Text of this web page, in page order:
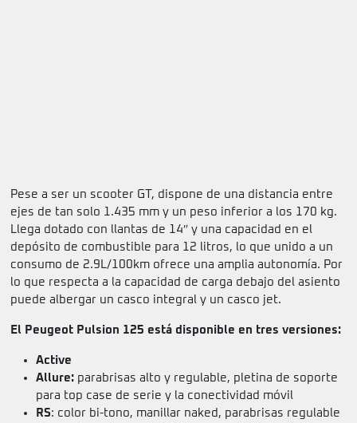
Pese a ser un scooter GT, dispone de una distancia entre
ejes de tan solo 1.435 mm y un peso inferior a los 170 kg.
Llega dotado con llantas de 14″ y una capacidad en el
depósito de combustible para 12 litros, lo que unido a un
consumo de 2.9L/100km ofrece una amplia autonomía. Por
lo que respecta a la capacidad de carga debajo del asiento
puede albergar un casco integral y un casco jet.
El Peugeot Pulsion 125 está disponible en tres versiones:
Active
Allure: parabrisas alto y regulable, pletina de soporte
para top case de serie y la conectividad móvil
RS: color bi-tono, manillar naked, parabrisas regulable